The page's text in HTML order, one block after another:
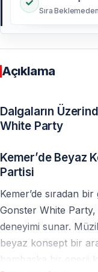
Sıra
Açıklama
Dalgaların
White Party
Kemer’de Beyaz
Partisi
Kemer’de sıradan
Gonster White
deneyimi sunar.
beyaz konsept bir
bambaşka bir enerji